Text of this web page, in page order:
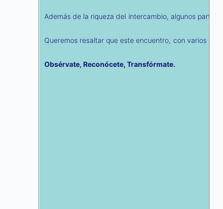
Además de la riqueza del intercambio, algunos
Queremos resaltar que este encuentro, con varios
Obsérvate, Reconócete, Transfórmate.